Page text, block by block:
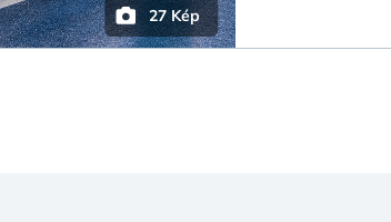
27 Kép